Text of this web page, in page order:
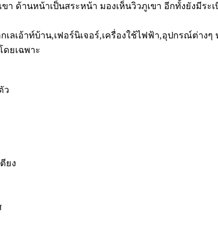
ด้านหน้าเป็นสระหน้า มองเห็นวิวภูเขา อีกทั้งยังมีระ
เลเอ้าท์บ้าน,เฟอร์นิเจอร์,เครื่องใช้ไฟฟ้า,อุปกรณ์ต่
ดยเฉพาะ
ว
ยง